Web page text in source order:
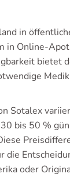
in
in Online-
bietet
Sotalex
bis 50 %
die
oder